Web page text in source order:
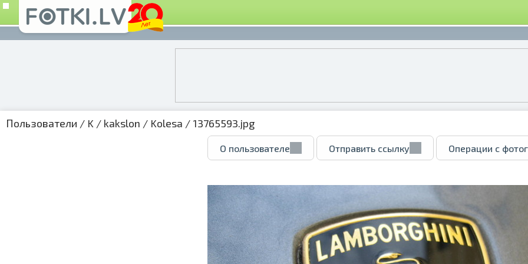
Пользователи / K / kakslon / Kolesa / 13765593.jpg
О пользователе Отправить ссылку Операции с